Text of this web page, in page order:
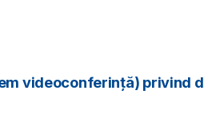
videoconferință)